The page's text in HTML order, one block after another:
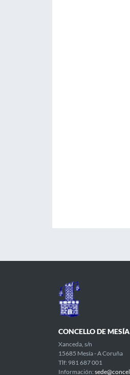
CONCELLO DE MESÍA
Xanceda, s/n
15685 Mesía - A Coruña
Tlf: 981 687 001
Información: